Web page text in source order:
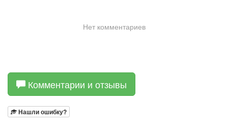
Комментарии и отзывы
Нашли ошибку?